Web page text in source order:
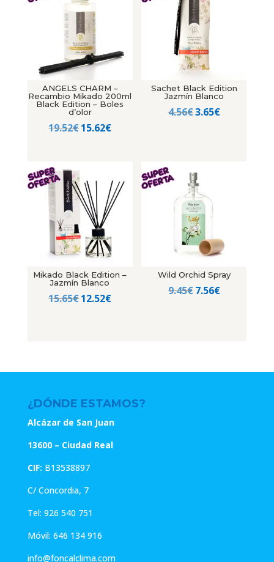
4.56€.
11.65€.
ANGELS CHARM –
Recambio Mikado 200ml
Black Edition – Boles
d’olor
19.52€El
19.52€.
15.62€El
15.62€.
Sachet Black Edition
Jazmín Blanco
4.56€El
4.56€.
3.65€El
Mikado Black Edition –
Jazmín Blanco
15.65€El
12.52€El
Wild Orchid Spray
9.45€El
7.56€El
¿DÓNDE ESTAMOS?
Alcázar de San Juan
13600 – Ciudad Real
CIF: B13538897
C/ Concordia, 7
Tel: 926 540 751
Móvil: 646 134 916
info@foncalclima.com